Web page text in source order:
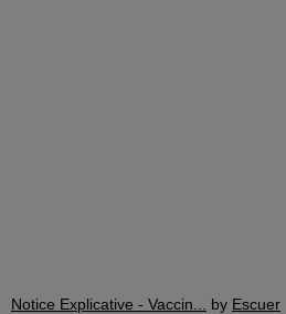
Notice Explicative - Vaccin... by Escuer